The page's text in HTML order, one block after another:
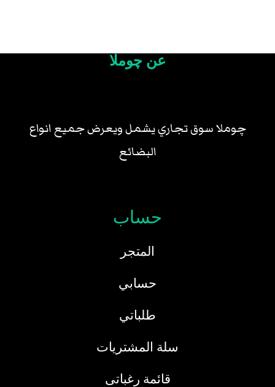
عن چوملا
چوملا سوق تجاري يشمل ويعرض جميع انواع
البضائع
حساب
المتجر
حسابي
طلباتي
سلة المشتريات
قائمة رغباتى